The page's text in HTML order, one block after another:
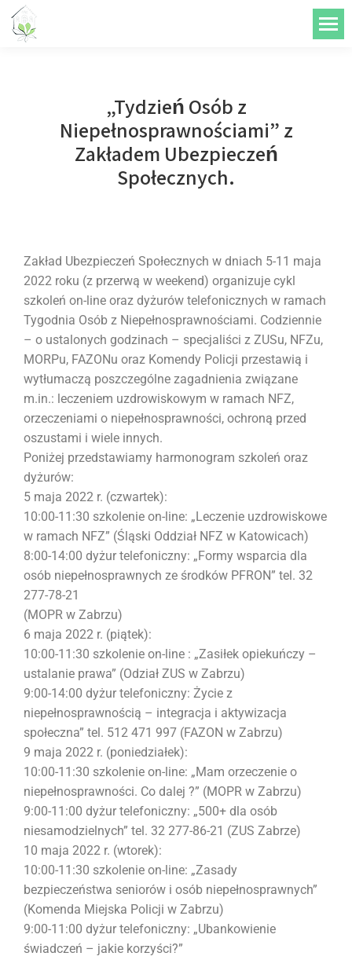
treści
„Tydzień Osób z
Niepełnosprawnościami” z
Zakładem Ubezpieczeń
Społecznych.
Zakład Ubezpieczeń Społecznych w dniach 5-11 maja
2022 roku (z przerwą w weekend) organizuje cykl
szkoleń on-line oraz dyżurów telefonicznych w ramach
Tygodnia Osób z Niepełnosprawnościami. Codziennie
– o ustalonych godzinach – specjaliści z ZUSu, NFZu,
MORPu, FAZONu oraz Komendy Policji przestawią i
wytłumaczą poszczególne zagadnienia związane
m.in.: leczeniem uzdrowiskowym w ramach NFZ,
orzeczeniami o niepełnosprawności, ochroną przed
oszustami i wiele innych.
Poniżej przedstawiamy harmonogram szkoleń oraz
dyżurów:
5 maja 2022 r. (czwartek):
10:00-11:30 szkolenie on-line: „Leczenie uzdrowiskowe
w ramach NFZ” (Śląski Oddział NFZ w Katowicach)
8:00-14:00 dyżur telefoniczny: „Formy wsparcia dla
osób niepełnosprawnych ze środków PFRON” tel. 32
277-78-21
(MOPR w Zabrzu)
6 maja 2022 r. (piątek):
10:00-11:30 szkolenie on-line : „Zasiłek opiekuńczy –
ustalanie prawa” (Odział ZUS w Zabrzu)
9:00-14:00 dyżur telefoniczny: Życie z
niepełnosprawnością – integracja i aktywizacja
społeczna” tel. 512 471 997 (FAZON w Zabrzu)
9 maja 2022 r. (poniedziałek):
10:00-11:30 szkolenie on-line: „Mam orzeczenie o
niepełnosprawności. Co dalej ?” (MOPR w Zabrzu)
9:00-11:00 dyżur telefoniczny: „500+ dla osób
niesamodzielnych” tel. 32 277-86-21 (ZUS Zabrze)
10 maja 2022 r. (wtorek):
10:00-11:30 szkolenie on-line: „Zasady
bezpieczeństwa seniorów i osób niepełnosprawnych”
(Komenda Miejska Policji w Zabrzu)
9:00-11:00 dyżur telefoniczny: „Ubankowienie
świadczeń – jakie korzyści?”